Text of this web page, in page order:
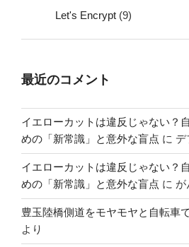
Let's Encrypt (9)
最近のコメント
イエローカットは違反じゃない？
めの「新常識」と意外な盲点 に デ
イエローカットは違反じゃない？
めの「新常識」と意外な盲点 に が
豊玉陸橋側道をモヤモヤと自転車
より